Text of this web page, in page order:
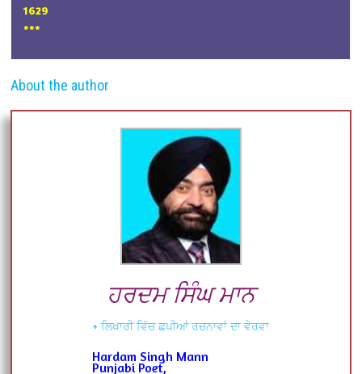
1629
***
About the author
ਹਰਦਮ ਸਿੰਘ ਮਾਨ
+ ਲਿਖਾਰੀ ਵਿੱਚ ਛਪੀਆਂ ਰਚਨਾਵਾਂ ਦਾ ਵੇਰਵਾ
Hardam Singh Mann
Punjabi Poet,